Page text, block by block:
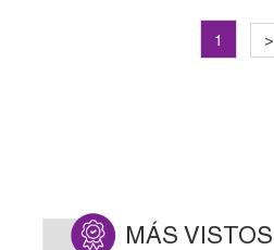
1 >
MÁS VISTOS